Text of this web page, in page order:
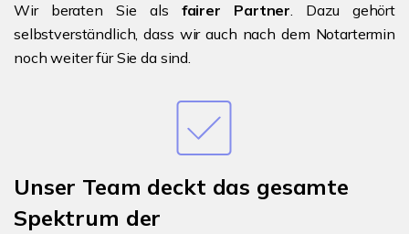
Wir beraten Sie als fairer Partner. Dazu gehört
selbstverständlich, dass wir auch nach dem Notartermin
noch weiter für Sie da sind.
Unser Team deckt das gesamte
Spektrum der